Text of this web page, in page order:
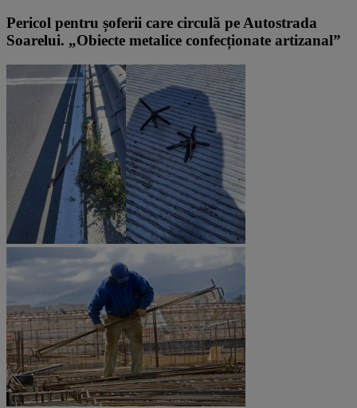
Pericol pentru șoferii care circulă pe Autostrada
Soarelui. „Obiecte metalice confecționate artizanal”